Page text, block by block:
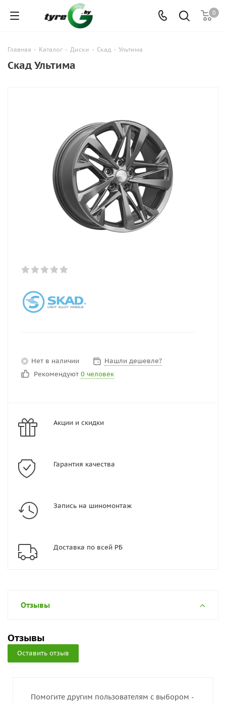
0
Главная - Каталог - Диски - Скад - Ультима
Скад Ультима
Нет в наличии
Нашли дешевле?
Рекомендуют 0 человек
Акции и скидки
Гарантия качества
Запись на шиномонтаж
Доставка по всей РБ
Отзывы
Отзывы
Оставить отзыв
Помогите другим пользователям с выбором -